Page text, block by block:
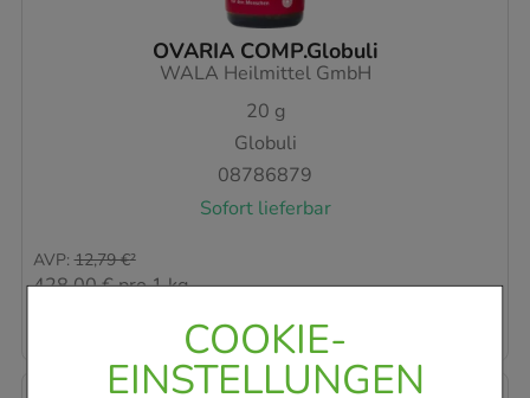
COOKIE-
EINSTELLUNGEN
OVARIA COMP.Globuli
WALA Heilmittel GmbH
20 g
Globuli
08786879
Sofort lieferbar
AVP: 12,79 €²
428,00 €pro 1 kg